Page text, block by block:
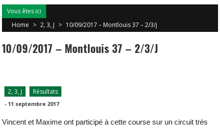
Vous êtes ici
Home > 2, 3, J > 10/09/2017 – Montlouis 37 – 2/3/j
10/09/2017 – Montlouis 37 – 2/3/j
2, 3, J Résultats
- 11 septembre 2017
Vincent et Maxime ont participé à cette course sur un circuit très